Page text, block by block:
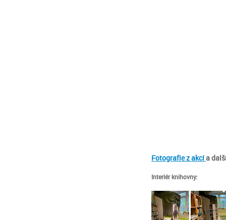
Fotografie z akcía
Interiér knihovny: